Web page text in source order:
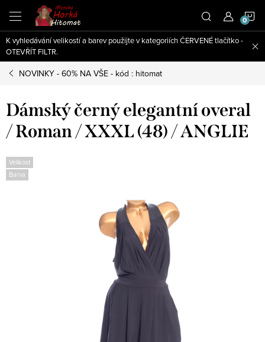
obsah
K vyhledávání velikostí a barev použijte v kategoriích ČERVENÉ tlačítko -
OTEVŘÍT FILTR.
NOVINKY - 60% NA VŠE - kód : hitomat
Dámský černý elegantní overal
/ Roman / XXXL (48) / ANGLIE
Velikost
Barva